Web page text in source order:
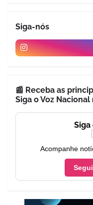
Siga-nós
📰 Receba as
Siga o Voz
Siga
Acompanhe